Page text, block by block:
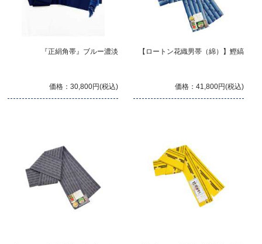
『正絹角帯』ブルー濃淡
価格：30,800円(税込)
【ロートン花織男帯（綿）】鰹縞
価格：41,800円(税込)